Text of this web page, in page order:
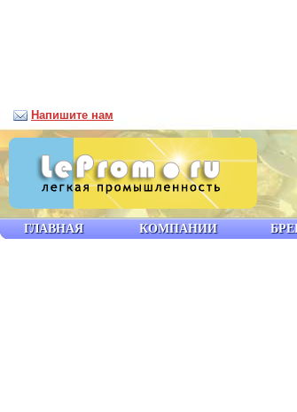
ГЛАВНАЯ КОМПАНИИ
Напишите нам